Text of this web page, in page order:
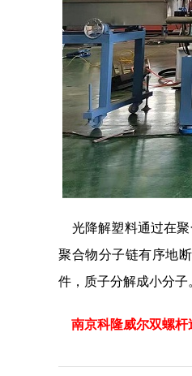
光降解塑料通过在聚
聚合物分子链有序地
件，质子分解成小分子
南京科隆威尔双螺杆